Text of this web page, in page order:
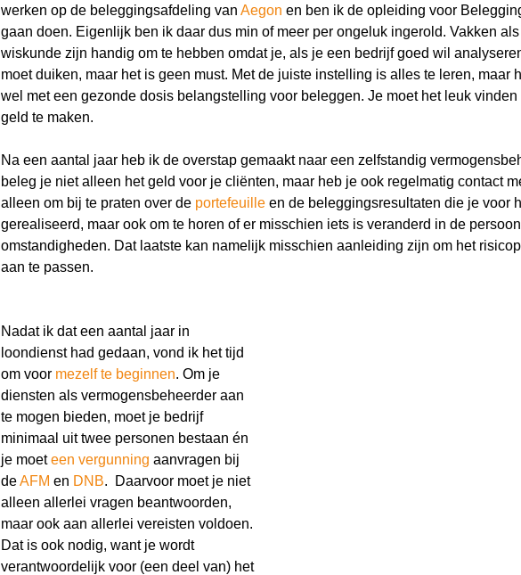
werken op de beleggingsafdeling van Aegon en ben ik de opleiding voor
gaan doen. Eigenlijk ben ik daar dus min of meer per ongeluk ingerold. Vakken
wiskunde zijn handig om te hebben omdat je, als je een bedrijf goed wil
moet duiken, maar het is geen must. Met de juiste instelling is alles te leren, maar
wel met een gezonde dosis belangstelling voor beleggen. Je moet het leuk
geld te maken.
Na een aantal jaar heb ik de overstap gemaakt naar een zelfstandig
beleg je niet alleen het geld voor je cliënten, maar heb je ook regelmatig contact
alleen om bij te praten over de portefeuille en de beleggingsresultaten die je voor
gerealiseerd, maar ook om te horen of er misschien iets is veranderd in de
omstandigheden. Dat laatste kan namelijk misschien aanleiding zijn om het
aan te passen.
Nadat ik dat een aantal jaar in
loondienst had gedaan, vond ik het tijd
om voor mezelf te beginnen. Om je
diensten als vermogensbeheerder aan
te mogen bieden, moet je bedrijf
minimaal uit twee personen bestaan én
je moeteen vergunning aanvragen bij
deAFM en DNB. Daarvoor moet je niet
alleen allerlei vragen beantwoorden,
maar ook aan allerlei vereisten voldoen.
Dat is ook nodig, want je wordt
verantwoordelijk voor (een deel van) het